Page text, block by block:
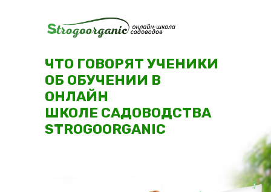
ЧТО ГОВОРЯТ УЧЕНИКИ
ОБ ОБУЧЕНИИ В
ОНЛАЙН
ШКОЛЕ САДОВОДСТВА
STROGOORGANIC